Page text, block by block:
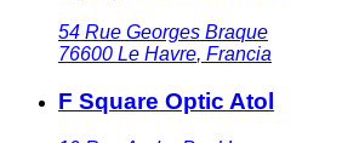
54 Rue Georges Braque
76600 Le Havre, Francia
F Square Optic Atol